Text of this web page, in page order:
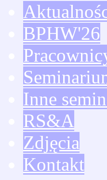
BPHW'26
Inne
RS&A
Zdjęcia
Kontakt